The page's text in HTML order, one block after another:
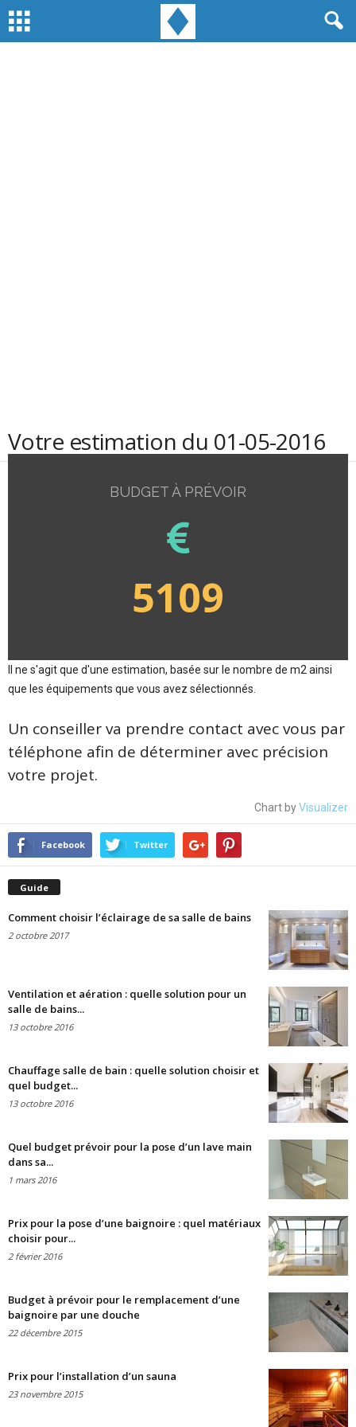
Votre estimation du 01-05-2016
BUDGET À PRÉVOIR
5109
Il ne s'agit que d'une estimation, basée sur le nombre de m2 ainsi
que les équipements que vous avez sélectionnés.
Un conseiller va prendre contact avec vous par
téléphone afin de déterminer avec précision
votre projet.
Chart byVisualizer
Facebook Twitter
Guide
Comment choisir l’éclairage de sa salle de bains
2 octobre 2017
Ventilation et aération : quelle solution pour un
salle de bains...
13 octobre 2016
Chauffage salle de bain : quelle solution choisir et
quel budget...
13 octobre 2016
Quel budget prévoir pour la pose d’un lave main
dans sa...
1 mars 2016
Prix pour la pose d’une baignoire : quel matériaux
choisir pour...
2 février 2016
Budget à prévoir pour le remplacement d’une
baignoire par une douche
22 décembre 2015
Prix pour l’installation d’un sauna
23 novembre 2015